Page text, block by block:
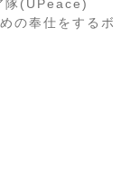
隊(UPeace)
の奉仕をするボ